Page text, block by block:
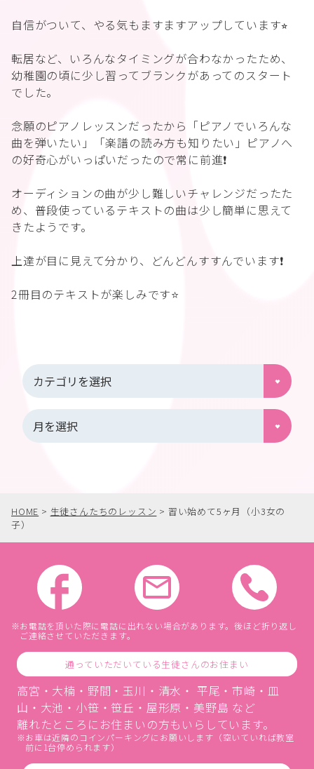
自信がついて、やる気もますますアップしています⭐︎
転居など、いろんなタイミングが合わなかったため、
幼稚園の頃に少し習ってブランクがあってのスタート
でした。
念願のピアノレッスンだったから「ピアノでいろんな
曲を弾いたい」「楽譜の読み方も知りたい」ピアノへ
の好奇心がいっぱいだったので常に前進❗️
オーディションの曲が少し難しいチャレンジだったた
め、普段使っているテキストの曲は少し簡単に思えて
きたようです。
上達が目に見えて分かり、どんどんすすんでいます❗️
2冊目のテキストが楽しみです⭐
HOME > 生徒さんたちのレッスン > 習い始めて5ヶ月（小3女の
子）
お電話を頂いた際に電話に出れない場合があります。後ほど折り返し
ご連絡させていただきます。
通っていただいている生徒さんのお住まい
高宮・大楠・野間・玉川・清水・ 平尾・市崎・皿
山・大池・小笹・笹丘・屋形原・美野島 など
離れたところにお住まいの方もいらしています。
お車は近隣のコインパーキングにお願いします（空いていれば教室
前に1台停められます）